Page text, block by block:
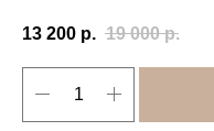
13 200 р. 19 000 р.